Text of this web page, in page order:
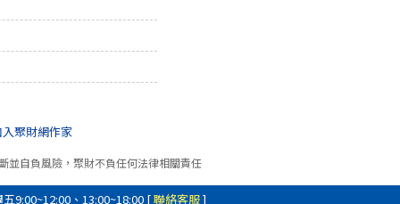
聚財網作家
並自負風險，聚財不負任何法律相關責任
9:00~12:00、13:00~18:00 [聯絡客服]